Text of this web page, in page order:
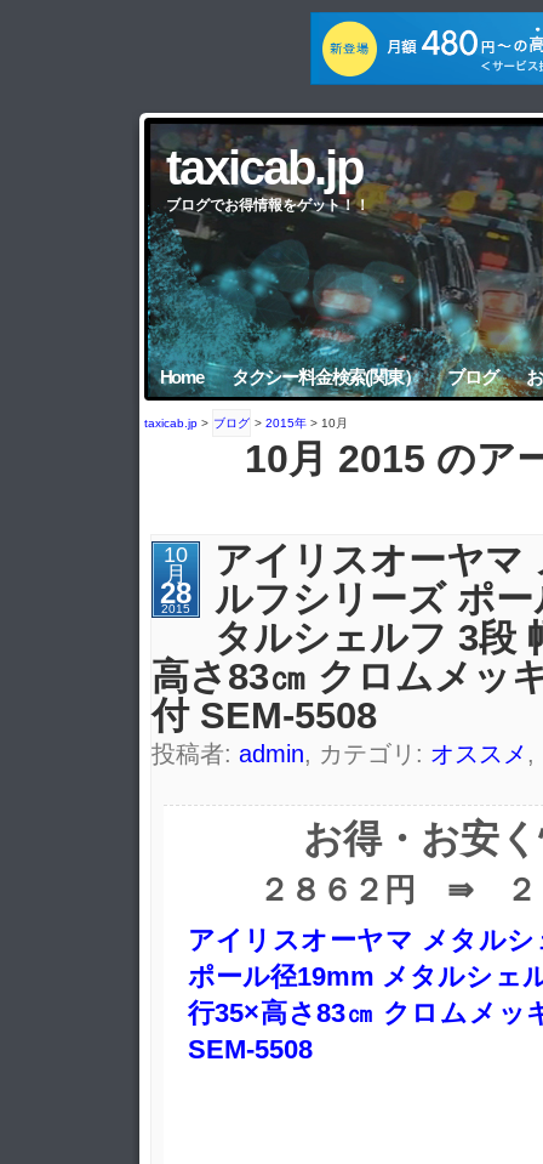
taxicab.jp
ブログでお得情報をゲット！！
Home タクシー料金検索(関東） ブログ
taxicab.jp> ブログ > 2015年> 10月
10月 2015 のア
10
月
28
2015
アイリスオーヤマ
ルフシリーズ ポ
タルシェルフ 3段
高さ83㎝ クロムメッ
付 SEM-5508
投稿者: admin, カテゴリ: オススメ ,
お得・お安
２８６２円 ⇛ ２
アイリスオーヤマ メタル
ポール径19mm メタルシェ
行35×高さ83㎝ クロムメッ
SEM-5508